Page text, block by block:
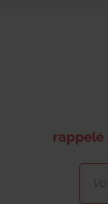
rappelé